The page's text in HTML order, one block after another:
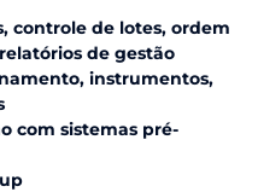
controle de lotes, ordem
de gestão
instrumentos,
com sistemas pré-